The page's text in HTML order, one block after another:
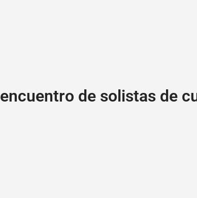
encuentro de solistas de